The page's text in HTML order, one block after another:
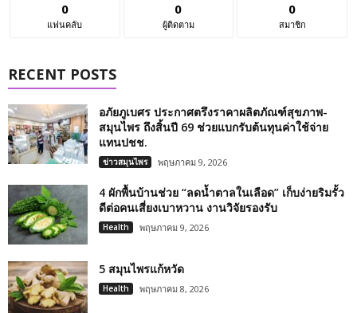
0
แฟนคลับ
0
ผู้ติดตาม
0
สมาชิก
RECENT POSTS
อภัยภูเบศร ประกาศตรึงราคาผลิตภัณฑ์สุขภาพ-
สมุนไพร ถึงสิ้นปี 69 ช่วยแบกรับต้นทุนค่าใช้จ่าย
แทนปชช.
ข่าวสมุนไพร พฤษภาคม 9, 2026
4 ผักพื้นบ้านช่วย “ลดน้ำตาลในเลือด” เก็บง่ายริมรั้ว
ดีต่อคนเสี่ยงเบาหวาน งานวิจัยรองรับ
Health พฤษภาคม 9, 2026
5 สมุนไพรแก้หวัด
Health พฤษภาคม 8, 2026